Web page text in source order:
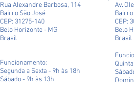
Rua Alexandre Barbosa, 114
Bairro São José
CEP: 31275-140
Belo Horizonte - MG
Brasil
Funcionamento:
Segunda a Sexta - 9h às 18h
Sábado - 9h às 13h
Av.
CEP:
Belo
Brasil